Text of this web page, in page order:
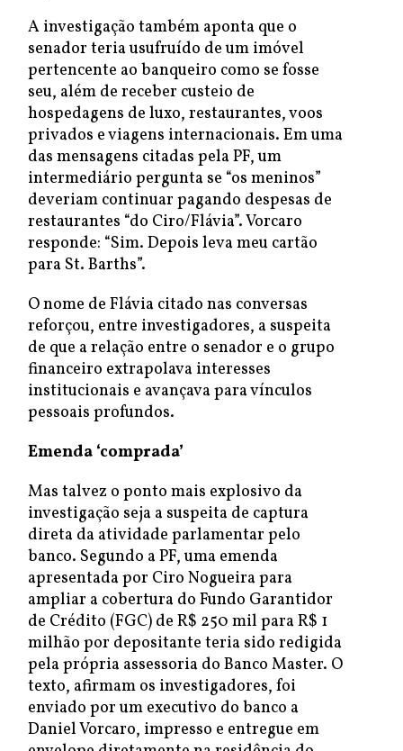
A investigação também aponta que o
senador teria usufruído de um imóvel
pertencente ao banqueiro como se fosse
seu, além de receber custeio de
hospedagens de luxo, restaurantes, voos
privados e viagens internacionais. Em uma
das mensagens citadas pela PF, um
intermediário pergunta se “os meninos”
deveriam continuar pagando despesas de
restaurantes “do Ciro/Flávia”. Vorcaro
responde: “Sim. Depois leva meu cartão
para St. Barths”.
O nome de Flávia citado nas conversas
reforçou, entre investigadores, a suspeita
de que a relação entre o senador e o grupo
financeiro extrapolava interesses
institucionais e avançava para vínculos
pessoais profundos.
Emenda ‘comprada’
Mas talvez o ponto mais explosivo da
investigação seja a suspeita de captura
direta da atividade parlamentar pelo
banco. Segundo a PF, uma emenda
apresentada por Ciro Nogueira para
ampliar a cobertura do Fundo Garantidor
de Crédito (FGC) de R$ 250 mil para R$ 1
milhão por depositante teria sido redigida
pela própria assessoria do Banco Master. O
texto, afirmam os investigadores, foi
enviado por um executivo do banco a
Daniel Vorcaro, impresso e entregue em